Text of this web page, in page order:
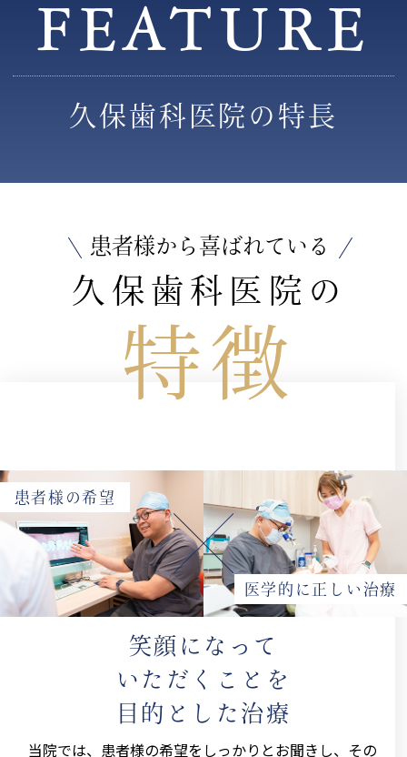
FEATURE
久保歯科医院の特長
久保歯科医院の
特徴
患者様から喜ばれている
笑顔になって
いただくことを
目的とした治療
当院では、患者様の希望をしっかりとお聞きし、その
患者様の希望
医学的に正しい治療